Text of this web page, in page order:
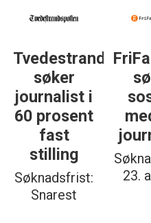
søker
journalist i
60 prosent
fast
stilling
Søknadsfrist:
Snarest
23.